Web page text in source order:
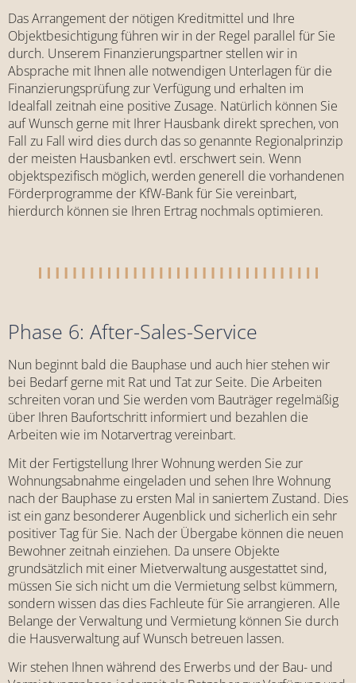
Das Arrangement der nötigen Kreditmittel und Ihre
Objektbesichtigung führen wir in der Regel parallel für Sie
durch. Unserem Finanzierungspartner stellen wir in
Absprache mit Ihnen alle notwendigen Unterlagen für die
Finanzierungsprüfung zur Verfügung und erhalten im
Idealfall zeitnah eine positive Zusage. Natürlich können Sie
auf Wunsch gerne mit Ihrer Hausbank direkt sprechen, von
Fall zu Fall wird dies durch das so genannte Regionalprinzip
der meisten Hausbanken evtl. erschwert sein. Wenn
objektspezifisch möglich, werden generell die vorhandenen
Förderprogramme der KfW-Bank für Sie vereinbart,
hierdurch können sie Ihren Ertrag nochmals optimieren.
Phase 6: After-Sales-Service
Nun beginnt bald die Bauphase und auch hier stehen wir
bei Bedarf gerne mit Rat und Tat zur Seite. Die Arbeiten
schreiten voran und Sie werden vom Bauträger regelmäßig
über Ihren Baufortschritt informiert und bezahlen die
Arbeiten wie im Notarvertrag vereinbart.
Mit der Fertigstellung Ihrer Wohnung werden Sie zur
Wohnungsabnahme eingeladen und sehen Ihre Wohnung
nach der Bauphase zu ersten Mal in saniertem Zustand. Dies
ist ein ganz besonderer Augenblick und sicherlich ein sehr
positiver Tag für Sie. Nach der Übergabe können die neuen
Bewohner zeitnah einziehen. Da unsere Objekte
grundsätzlich mit einer Mietverwaltung ausgestattet sind,
müssen Sie sich nicht um die Vermietung selbst kümmern,
sondern wissen das dies Fachleute für Sie arrangieren. Alle
Belange der Verwaltung und Vermietung können Sie durch
die Hausverwaltung auf Wunsch betreuen lassen.
Wir stehen Ihnen während des Erwerbs und der Bau- und